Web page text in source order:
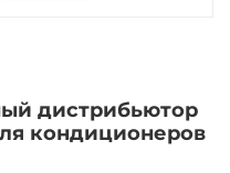
дистрибьютор
кондиционеров